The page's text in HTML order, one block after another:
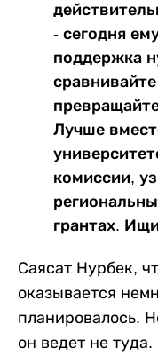
- сегодня
поддержка
Лучше
комиссии,
грантах.
Саясат Нурбек,
оказывается
планировалось.
он ведет не туда.